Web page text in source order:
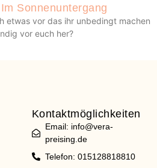
Sonnenuntergang
etwas vor das ihr unbedingt machen
vor euch her?
Kontaktmöglichkeiten
Email: info@vera-
preising.de
Telefon: 015128818810